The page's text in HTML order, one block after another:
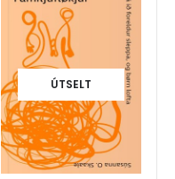
ÚTSELT